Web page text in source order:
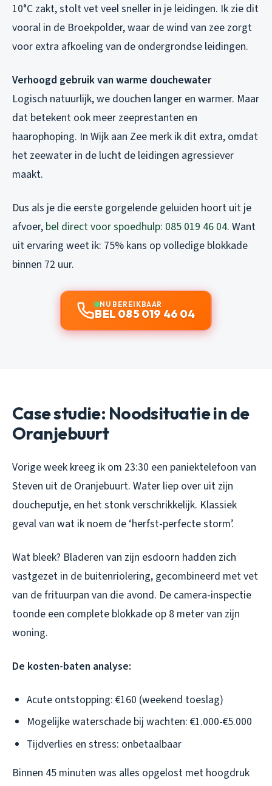
10°C zakt, stolt vet veel sneller in je leidingen. Ik zie dit
vooral in de Broekpolder, waar de wind van zee zorgt
voor extra afkoeling van de ondergrondse leidingen.
Verhoogd gebruik van warme douchewater
Logisch natuurlijk, we douchen langer en warmer. Maar
dat betekent ook meer zeeprestanten en
haarophoping. In Wijk aan Zee merk ik dit extra, omdat
het zeewater in de lucht de leidingen agressiever
maakt.
Dus als je die eerste gorgelende geluiden hoort uit je
afvoer, bel direct voor spoedhulp: 085 019 46 04. Want
uit ervaring weet ik: 75% kans op volledige blokkade
binnen 72 uur.
NU BEREIKBAAR
BEL 085 019 46 04
Case studie: Noodsituatie in de
Oranjebuurt
Vorige week kreeg ik om 23:30 een paniektelefoon van
Steven uit de Oranjebuurt. Water liep over uit zijn
doucheputje, en het stonk verschrikkelijk. Klassiek
geval van wat ik noem de ‘herfst-perfecte storm’.
Wat bleek? Bladeren van zijn esdoorn hadden zich
vastgezet in de buitenriolering, gecombineerd met vet
van de frituurpan van die avond. De camera-inspectie
toonde een complete blokkade op 8 meter van zijn
woning.
De kosten-baten analyse:
Acute ontstopping: €160 (weekend toeslag)
Mogelijke waterschade bij wachten: €1.000-€5.000
Tijdverlies en stress: onbetaalbaar
Binnen 45 minuten was alles opgelost met hoogdruk